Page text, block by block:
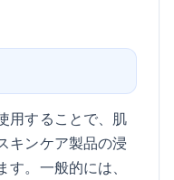
用することで、肌
キンケア製品の浸
。一般的には、